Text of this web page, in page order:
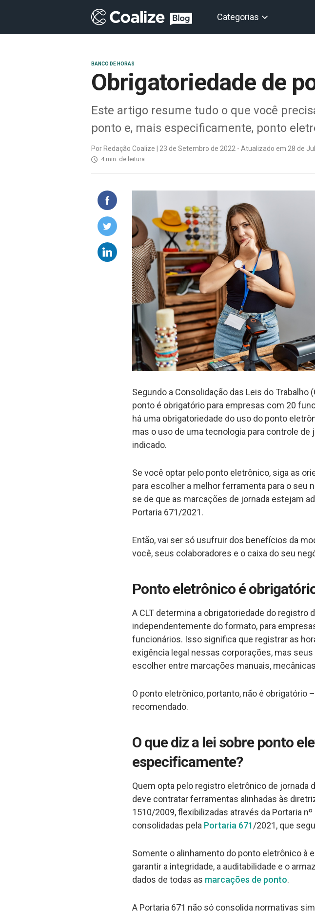
Categorias
BANCO DE HORAS
Obrigatoriedade de
Este artigo resume tudo o que você
ponto e, mais especificamente, ponto
Por Redação Coalize | 23 de Setembro de 2022 - Atualizado em 28 de
4 min. de leitura
Segundo a Consolidação das Leis do Trabalho
ponto é obrigatório para empresas com 20
há uma obrigatoriedade do uso do ponto
mas o uso de uma tecnologia para controle de
indicado.
Se você optar pelo ponto eletrônico, siga as
para escolher a melhor ferramenta para o seu
se de que as marcações de jornada estejam
Portaria 671/2021.
Então, vai ser só usufruir dos benefícios da
você, seus colaboradores e o caixa do seu
Ponto eletrônico é
A CLT determina a obrigatoriedade do registro
independentemente do formato, para
funcionários. Isso significa que registrar as
exigência legal nessas corporações, mas
escolher entre marcações manuais,
O ponto eletrônico, portanto, não é obrigatório
recomendado.
O que diz a lei sobre ponto
especificamente?
Quem opta pelo registro eletrônico de jornada
deve contratar ferramentas alinhadas às
1510/2009, flexibilizadas através da Portaria
consolidadas pela Portaria 671/2021, que
Somente o alinhamento do ponto eletrônico à
garantir a integridade, a auditabilidade e o
dados de todas as marcações de ponto.
A Portaria 671 não só consolida normativas